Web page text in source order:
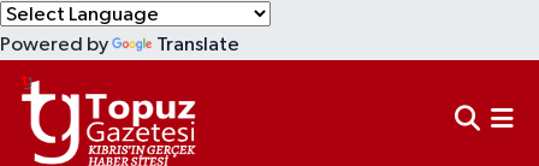
Powered by Translate
KIBRIS
DÜNYA
Lefkoşa Nöbetçi Eczaneler
Lefkoşa Hava Durumu